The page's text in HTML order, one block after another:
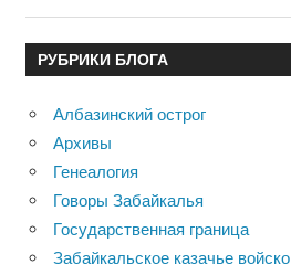
РУБРИКИ БЛОГА
Албазинский острог
Архивы
Генеалогия
Говоры Забайкалья
Государственная граница
Забайкальское казачье войско